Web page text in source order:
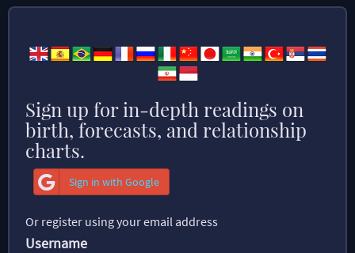
Sign up for in-depth readings on
birth, forecasts, and relationship
charts.
Sign in with Google
Or register using your email address
Username